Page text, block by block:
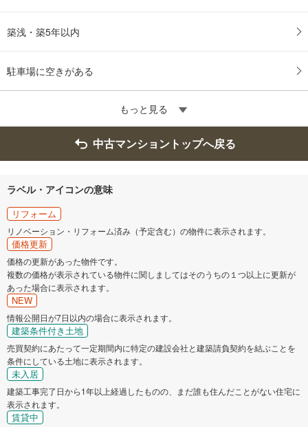
築浅・築5年以内
駐車場に空きがある
もっと見る
中古マンショントップへ戻る
ラベル・アイコンの意味
リフォーム
リノベーション・リフォーム済み（予定含む）の物件に表示されます。
価格更新
価格の更新があった物件です。
複数の価格が表示されている物件に関しましてはそのうちの１つ以上に更新が
あった場合に表示されます。
NEW
情報公開日が7日以内の場合に表示されます。
建築条件付き土地
売買契約にあたって一定期間内に特定の建設会社と建築請負契約を結ぶことを
条件にしている土地に表示されます。
未入居
建築工事完了日から1年以上経過したものの、まだ誰も住んだことがない住宅に
表示されます。
賃貸中